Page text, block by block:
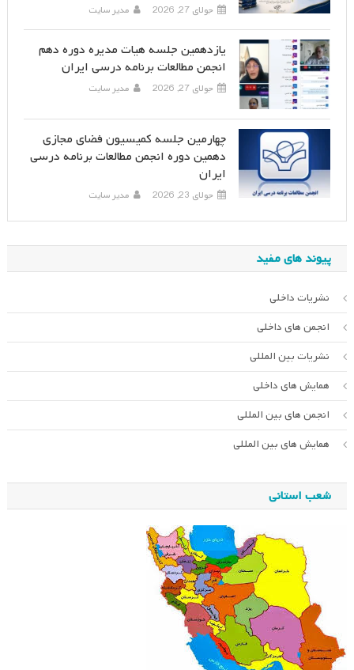
جولای 27, 2026 مدیر سایت
یازدهمین جلسه هیات مدیره دوره دهم
انجمن مطالعات برنامه درسی ایران
جولای 27, 2026 مدیر سایت
چهارمین جلسه کمیسیون فضای مجازی
دهمین دوره انجمن مطالعات برنامه درسی
ایران
جولای 23, 2026 مدیر سایت
پیوند های مفید
نشریات داخلی
انجمن های داخلی
نشریات بین المللی
همایش های داخلی
انجمن های بین المللی
همایش های بین المللی
شعب استانی